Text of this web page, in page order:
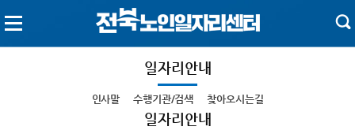
일자리안내
인사말 수행기관/검색 찾아오시는길
일자리안내